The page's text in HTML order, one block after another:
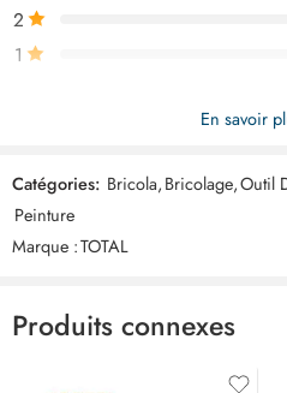
2
1
Soyez le premier à donner votre
400mm
Commentaires
Il n'y a pas encore de critiques.
En savoir
Catégories: Bricola,Bricolage,Outil
Peinture
Marque :TOTAL
Produits connexes